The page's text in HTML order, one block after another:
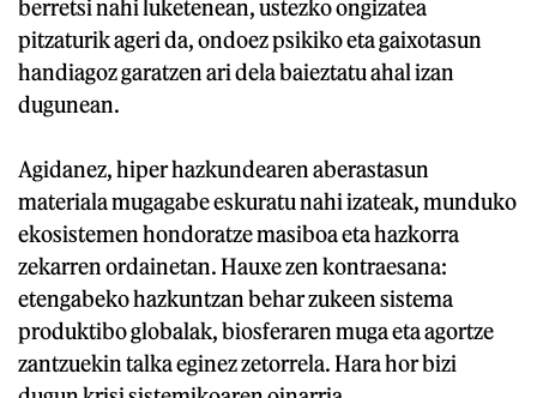
berretsi nahi luketenean, ustezko ongizatea
pitzaturik ageri da, ondoez psikiko eta gaixotasun
handiagoz garatzen ari dela baieztatu ahal izan
dugunean.
Agidanez, hiper hazkundearen aberastasun
materiala mugagabe eskuratu nahi izateak, munduko
ekosistemen hondoratze masiboa eta hazkorra
zekarren ordainetan. Hauxe zen kontraesana:
etengabeko hazkuntzan behar zukeen sistema
produktibo globalak, biosferaren muga eta agortze
zantzuekin talka eginez zetorrela. Hara hor bizi